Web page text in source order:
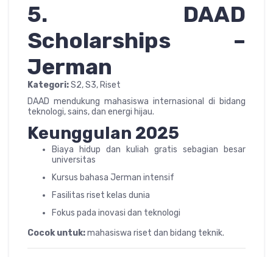
5. DAAD
Scholarships –
Jerman
Kategori:S2, S3, Riset
DAAD mendukung mahasiswa internasional di bidang
teknologi, sains, dan energi hijau.
Keunggulan 2025
Biaya hidup dan kuliah gratis sebagian besar
universitas
Kursus bahasa Jerman intensif
Fasilitas riset kelas dunia
Fokus pada inovasi dan teknologi
Cocok untuk:mahasiswa riset dan bidang teknik.